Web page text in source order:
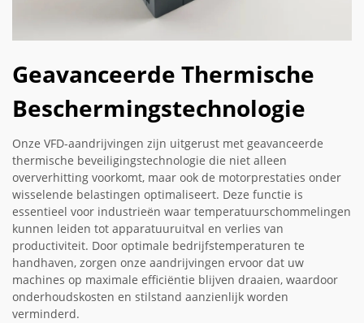
Geavanceerde Thermische
Beschermingstechnologie
Onze VFD-aandrijvingen zijn uitgerust met geavanceerde
thermische beveiligingstechnologie die niet alleen
oververhitting voorkomt, maar ook de motorprestaties onder
wisselende belastingen optimaliseert. Deze functie is
essentieel voor industrieën waar temperatuurschommelingen
kunnen leiden tot apparatuuruitval en verlies van
productiviteit. Door optimale bedrijfstemperaturen te
handhaven, zorgen onze aandrijvingen ervoor dat uw
machines op maximale efficiëntie blijven draaien, waardoor
onderhoudskosten en stilstand aanzienlijk worden
verminderd.